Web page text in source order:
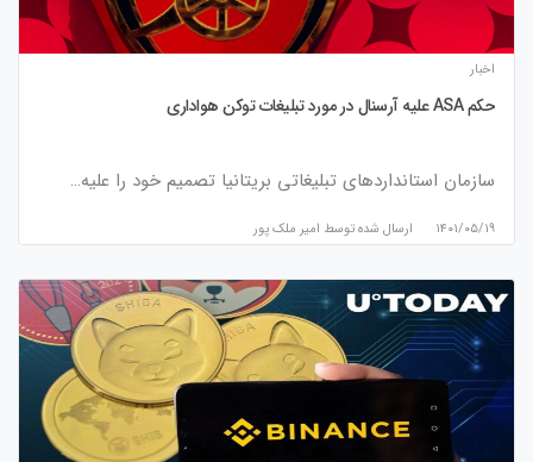
اخبار
حکم ASA علیه آرسنال در مورد تبلیغات توکن هواداری
سازمان استانداردهای تبلیغاتی بریتانیا تصمیم خود را علیه…
۱۴۰۱/۰۵/۱۹ ارسال شده توسط امیر ملک پور